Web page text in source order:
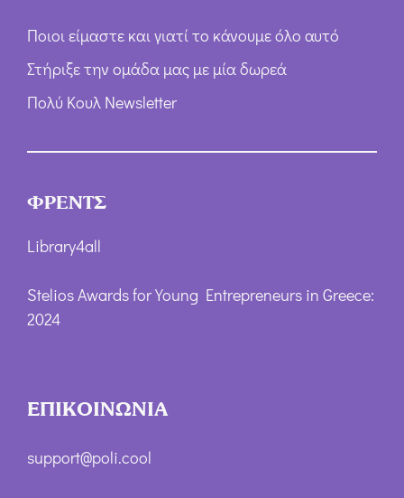
Ποιοι είμαστε και γιατί το κάνουμε όλο αυτό
Στήριξε την ομάδα μας με μία δωρεά
Πολύ Κουλ Newsletter
ΦΡΕΝΤΣ
Library4all
Stelios Awards for Young Entrepreneurs in Greece:
2024
ΕΠΙΚΟΙΝΩΝΙΑ
support@poli.cool